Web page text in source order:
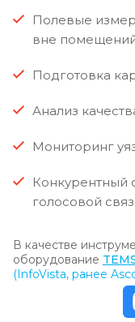
Полевые
вне
Подготовка
Анализ
Мониторинг
Конкурентный
голосовой
В качестве
оборудование
(InfoVista, ранее